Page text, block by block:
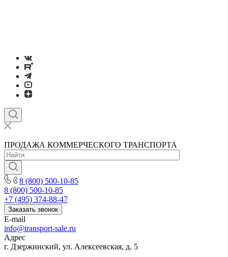
ПРОДАЖА КОММЕРЧЕСКОГО ТРАНСПОРТА
8 (800) 500-10-85
8 (800) 500-10-85
+7 (495) 374-88-47
Заказать звонок
E-mail
info@transport-sale.ru
Адрес
г. Дзержинский, ул. Алексеевская, д. 5